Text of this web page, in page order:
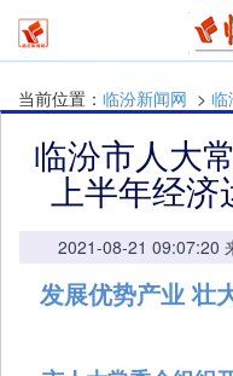
当前位置： 临汾新闻网 > 临
临汾市人大
上半年经济
2021-08-21
发展优势产业 壮